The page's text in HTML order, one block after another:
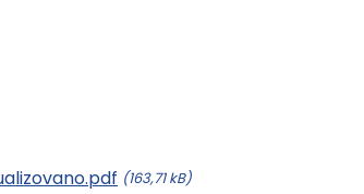
(163,71 kB)